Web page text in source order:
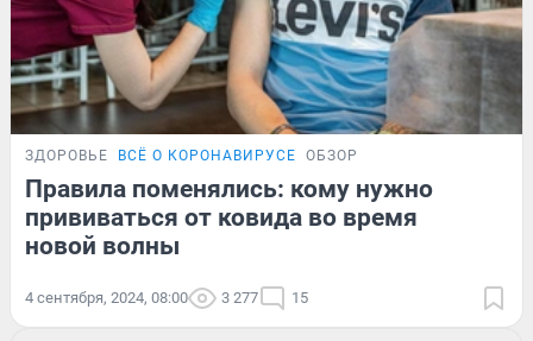
ЗДОРОВЬЕ ВСЁ О КОРОНАВИРУСЕ ОБЗОР
Правила поменялись: кому нужно
прививаться от ковида во время
новой волны
4 сентября, 2024, 08:00 3 277 15